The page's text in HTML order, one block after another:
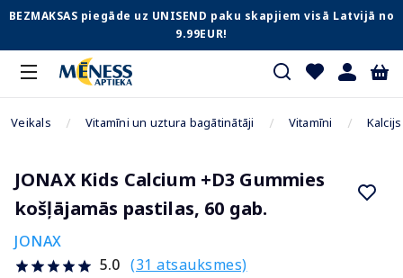
BEZMAKSAS piegāde uz UNISEND paku skapjiem visā Latvijā no
9.99EUR!
Veikals Vitamīni un uztura bagātinātāji Vitamīni Kalcijs
JONAX Kids Calcium +D3 Gummies
košļājamās pastilas, 60 gab.
JONAX
5.0 (31 atsauksmes)